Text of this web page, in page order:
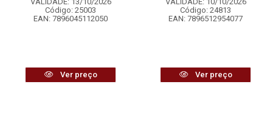
VALIDADE: 13/10/2026
Código: 25003
EAN: 7896045112050
Ver preço
VALIDADE: 10/10/2026
Código: 24813
EAN: 7896512954077
Ver preço